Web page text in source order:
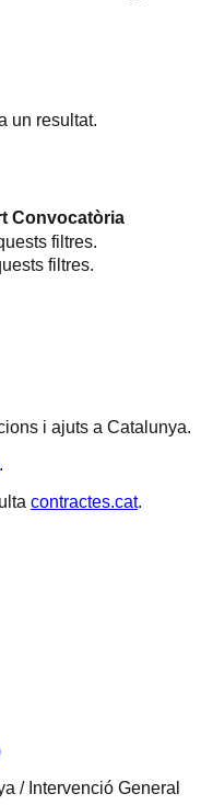
un resultat.
Convocatòria
filtres.
filtres.
i ajuts a Catalunya.
.
contractes.cat.
/ Intervenció General